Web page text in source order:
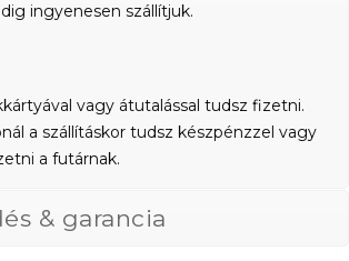
ingyenesen szállítjuk.
vagy átutalással tudsz fizetni.
a szállításkor tudsz készpénzzel vagy
a futárnak.
& garancia